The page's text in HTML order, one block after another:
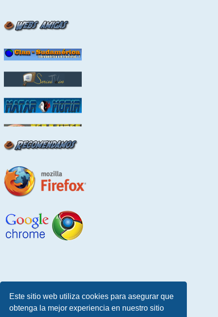
Este sitio web utiliza cookies para asegurar que
obtenga la mejor experiencia en nuestro sitio